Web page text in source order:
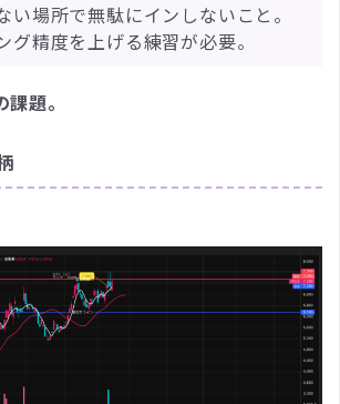
い場所で無駄にインしないこと。
グ精度を上げる練習が必要。
題。